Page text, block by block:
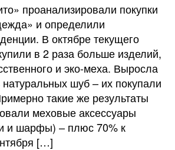
и
–
тренды
сезона
проанализировали покупки
и определили
В октябре текущего
в 2 раза больше изделий,
и эко-меха. Выросла
шуб – их покупали
такие же результаты
меховые аксессуары
и шарфы) – плюс 70% к
[…]